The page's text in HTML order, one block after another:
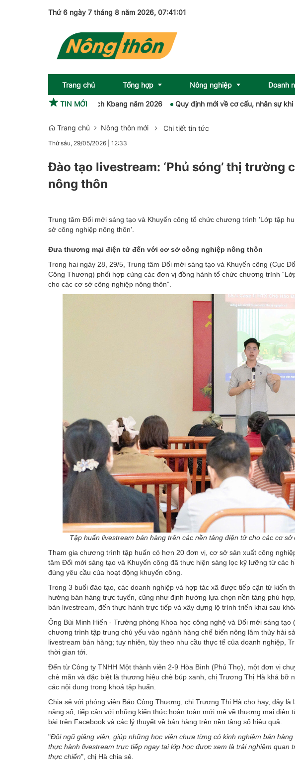
Thứ 6 ngày 7 tháng 8 năm 2026, 07:41:02
Trang chủ Tổng hợp
Sức khỏe
Giải trí
Nông nghiệp
OCOP
Doanh
Ngày hội du lịch Kbang năm 2026 Quy định mới về cơ cấu, nhân sự khi sắp xếp cơ
TIN MỚI
Trang chủ Nông thôn mới Chi tiết tin tức
Thứ sáu, 29/05/2026 12:33
Đào tạo livestream: ‘Phủ sóng’ thị trường
nông thôn
Trung tâm Đổi mới sáng tạo và Khuyến công tổ chức chương trình 'Lớp tập
sở công nghiệp nông thôn'.
Đưa thương mại điện tử đến với cơ sở công nghiệp nông thôn
Trong hai ngày 28, 29/5, Trung tâm Đổi mới sáng tạo và Khuyến công (Cục
Công Thương) phối hợp cùng các đơn vị đồng hành tổ chức chương trình
cho các cơ sở công nghiệp nông thôn”.
Tập huấn livestream bán hàng trên các nền tảng điện tử cho các cơ
Tham gia chương trình tập huấn có hơn 20 đơn vị, cơ sở sản xuất công
tâm Đổi mới sáng tạo và Khuyến công đã thực hiện sàng lọc kỹ lưỡng từ các
đúng yêu cầu của hoạt động khuyến công.
Trong 3 buổi đào tạo, các doanh nghiệp và hợp tác xã được tiếp cận từ kiến
hướng bán hàng trực tuyến, cũng như định hướng lựa chọn nền tảng phù
bản livestream, đến thực hành trực tiếp và xây dựng lộ trình triển khai sau
Ông Bùi Minh Hiển - Trưởng phòng Khoa học công nghệ và Đổi mới sáng
chương trình tập trung chủ yếu vào ngành hàng chế biến nông lâm thủy hải
livestream bán hàng; tuy nhiên, tùy theo nhu cầu thực tế của doanh nghiệp,
thời gian tới.
Đến từ Công ty TNHH Một thành viên 2-9 Hòa Bình (Phú Thọ), một đơn vị
chè mãn và đặc biệt là thương hiệu chè búp xanh, chị Trương Thị Hà khá
các nội dung trong khoá tập huấn.
Chia sẻ với phóng viên Báo Công Thương, chị Trương Thị Hà cho hay, đây
năng số, tiếp cận với những kiến thức hoàn toàn mới mẻ về thương mại điện
bài trên Facebook và các lý thuyết về bán hàng trên nền tảng số hiệu quả.
"Đội ngũ giảng viên, giúp những học viên chưa từng có kinh nghiệm bán
thực hành livestream trực tiếp ngay tại lớp học được xem là trải nghiệm quan
thực chiến", chị Hà chia sẻ.